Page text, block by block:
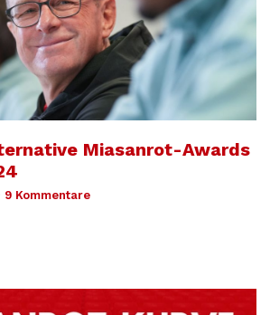
Miasanrot-Awards
9 Kommentare